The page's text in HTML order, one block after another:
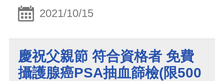
2021/10/15
慶祝父親節 符合資格者 免費
攝護腺癌PSA抽血篩檢(限500